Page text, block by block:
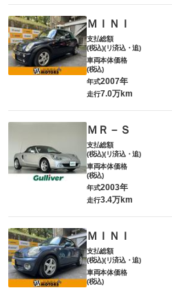
ＭＩＮＩ
支払総額
(税込)(リ済込・追)
車両本体価格
(税込)
年式2007年
走行7.0万km
ＭＲ－Ｓ
支払総額
(税込)(リ済込・追)
車両本体価格
(税込)
年式2003年
走行3.4万km
ＭＩＮＩ
支払総額
(税込)(リ済込・追)
車両本体価格
(税込)